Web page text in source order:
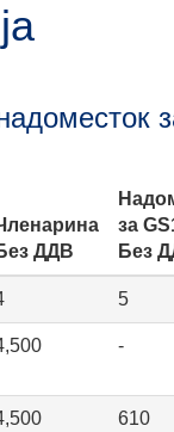
ДДВ
за
Без
5
-
610